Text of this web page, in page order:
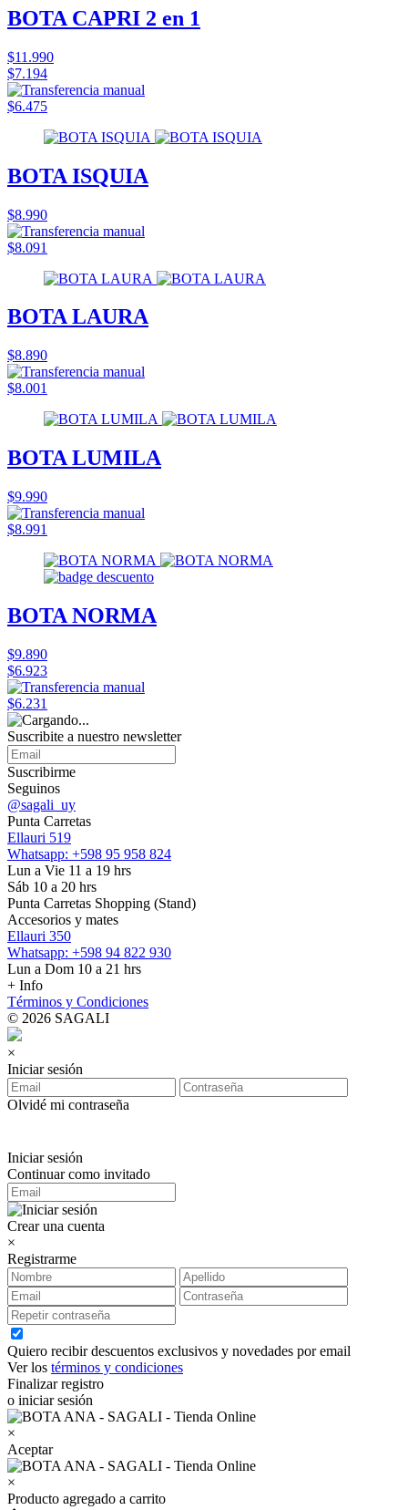
BOTA CAPRI 2 en 1
$11.990
$7.194
$6.475
BOTA ISQUIA
$8.990
$8.091
BOTA LAURA
$8.890
$8.001
BOTA LUMILA
$9.990
$8.991
BOTA NORMA
$9.890
$6.923
$6.231
Suscribite a nuestro newsletter
Suscribirme
Seguinos
@sagali_uy
Punta Carretas
Ellauri 519
Whatsapp: +598 95 958 824
Lun a Vie 11 a 19 hrs
Sáb 10 a 20 hrs
Punta Carretas Shopping (Stand)
Accesorios y mates
Ellauri 350
Whatsapp: +598 94 822 930
Lun a Dom 10 a 21 hrs
+ Info
Términos y Condiciones
© 2026 SAGALI
×
Iniciar sesión
Olvidé mi contraseña
Iniciar sesión
Continuar como invitado
Crear una cuenta
×
Registrarme
Quiero recibir descuentos exclusivos y novedades por email
Ver los términos y condiciones
Finalizar registro
o iniciar sesión
×
Aceptar
×
Producto agregado a carrito